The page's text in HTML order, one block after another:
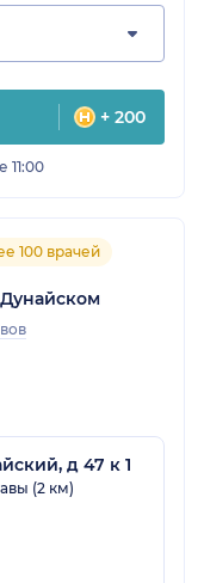
+ 200
11:00
100 врачей
д 47 к 1
(2 км)